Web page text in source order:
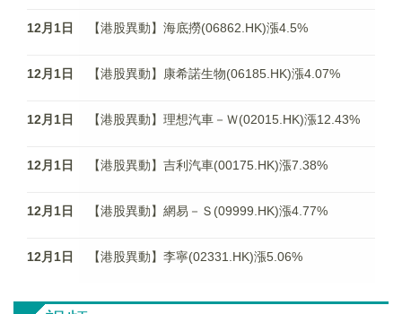
12月1日 【港股異動】海底撈(06862.HK)漲4.5%
12月1日 【港股異動】康希諾生物(06185.HK)漲4.07%
12月1日 【港股異動】理想汽車－Ｗ(02015.HK)漲12.43%
12月1日 【港股異動】吉利汽車(00175.HK)漲7.38%
12月1日 【港股異動】網易－Ｓ(09999.HK)漲4.77%
12月1日 【港股異動】李寧(02331.HK)漲5.06%